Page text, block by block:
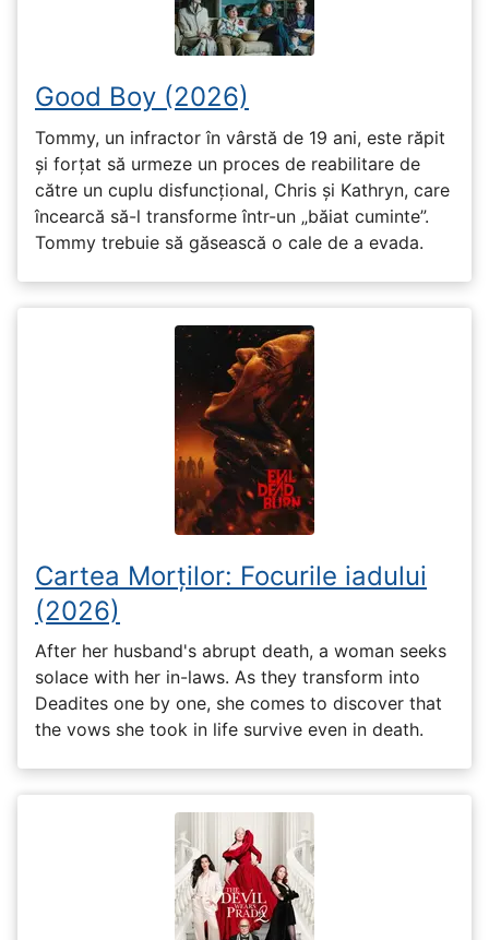
Good Boy (2026)
Tommy, un infractor în vârstă de 19 ani, este răpit
și forțat să urmeze un proces de reabilitare de
către un cuplu disfuncțional, Chris și Kathryn, care
încearcă să-l transforme într-un „băiat cuminte”.
Tommy trebuie să găsească o cale de a evada.
Cartea Morților: Focurile iadului
(2026)
After her husband's abrupt death, a woman seeks
solace with her in-laws. As they transform into
Deadites one by one, she comes to discover that
the vows she took in life survive even in death.